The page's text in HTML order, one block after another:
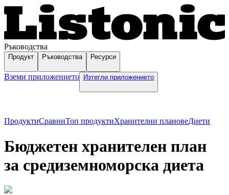
Ръководства
Продукт Ръководства Ресурси
Вземи приложението Изтегли приложението
ПродуктиСравниТоп продуктиХранителни плановеДиети
Бюджетен хранителен план
за средиземноморска диета